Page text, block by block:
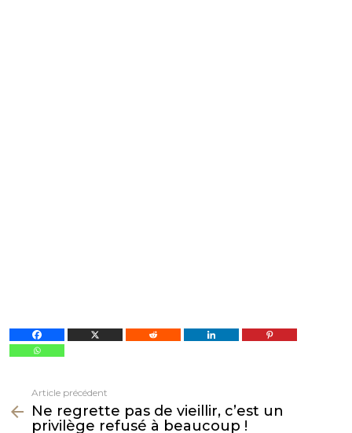
plus
Article précédent
Ne regrette pas de vieillir, c’est un
privilège refusé à beaucoup !